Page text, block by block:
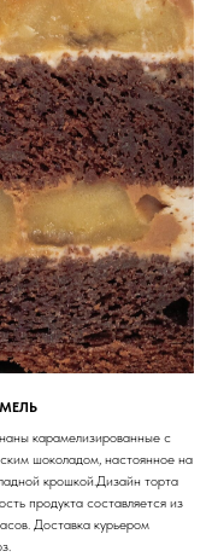
карамелизированные с
шоколадом, настоянное на
крошкой.Дизайн торта
продукта составляется из
Доставка курьером